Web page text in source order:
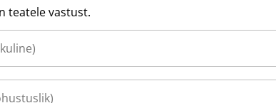
teatele vastust.